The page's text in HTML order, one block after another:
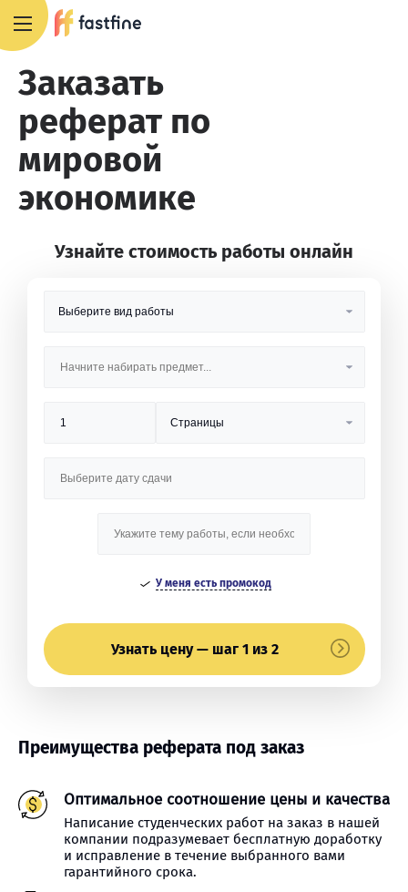
Заказать
реферат по
мировой
экономике
Узнайте стоимость работы онлайн
У меня есть промокод
Узнать цену — шаг 1 из 2
Преимущества реферата под заказ
Оптимальное соотношение цены и качества
Написание студенческих работ на заказ в нашей
компании подразумевает бесплатную доработку
и исправление в течение выбранного вами
гарантийного срока.